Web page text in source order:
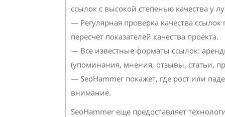
ссылок с высокой степенью качества у
— Регулярная проверка качества
пересчет показателей качества проекта.
— Все известные форматы ссылок:
(упоминания, мнения, отзывы, статьи,
— SeoHammer покажет, где рост или
внимание.
SeoHammer еще предоставляет